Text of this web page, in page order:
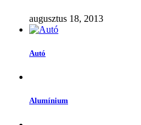
augusztus 18, 2013
Autó
Alumínium